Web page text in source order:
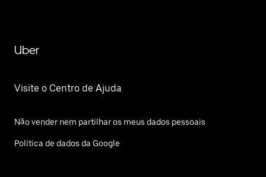
Uber
Visite o Centro de Ajuda
Não vender nem partilhar os meus dados pessoais
Política de dados da Google